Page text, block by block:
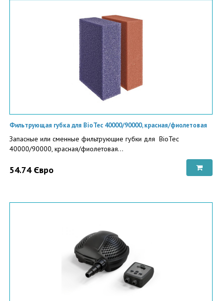
Фильтрующая губка для BioTec 40000/90000, красная/фиолетовая
Запасные или сменные фильтрующие губки для BioTec
40000/90000, красная/фиолетовая...
54.74 Євро